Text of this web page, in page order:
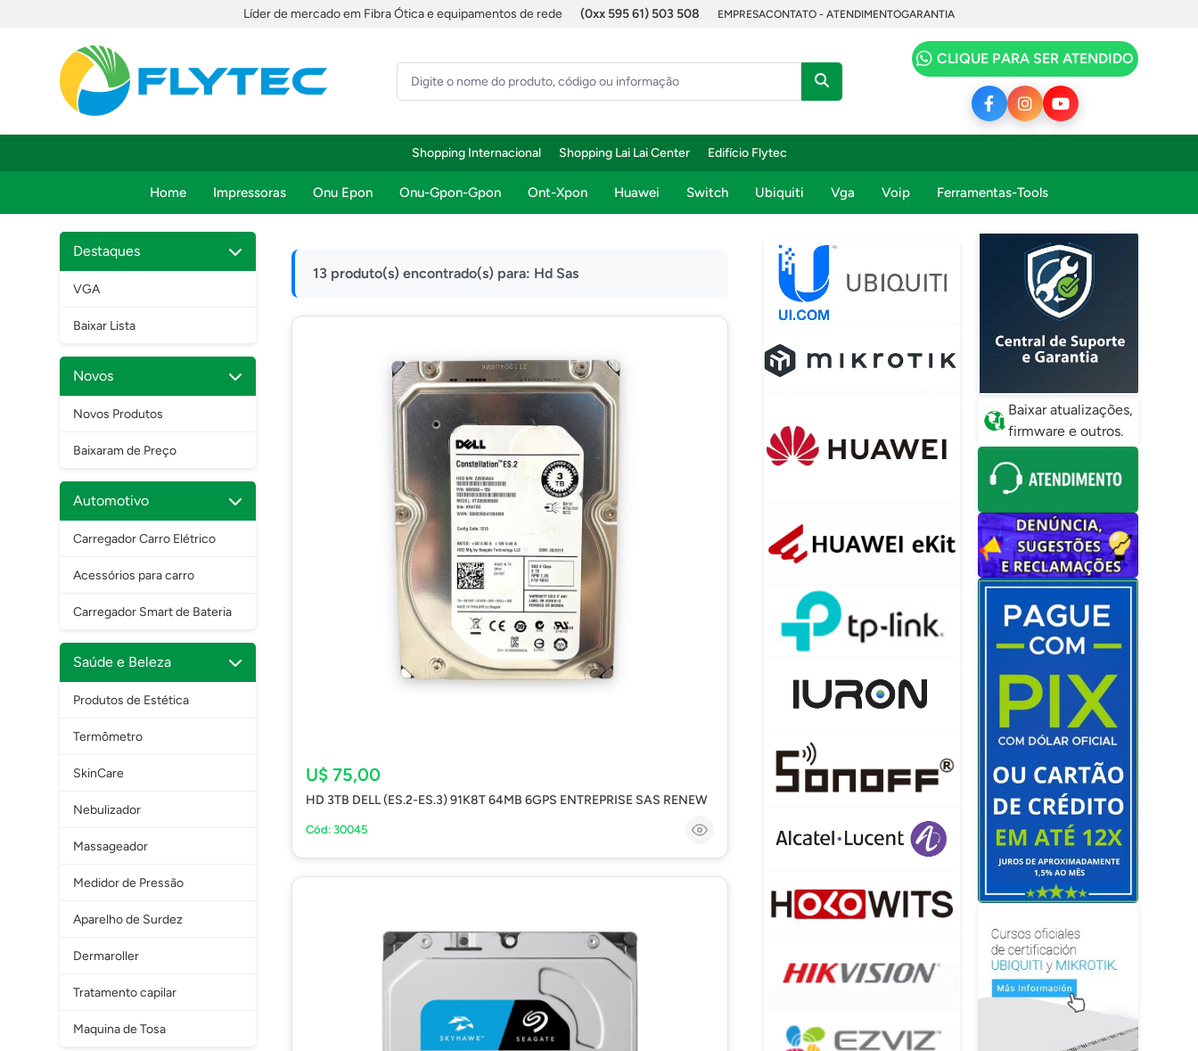
Líder de mercado em Fibra Ótica e equipamentos de rede (0xx 595 61) 503 508 EMPRESACONTATO - ATENDIMENTOGARANTIA
CLIQUE PARA SER ATENDIDO
Shopping Internacional Shopping Lai Lai Center Edifício Flytec
Home Impressoras Onu Epon Onu-Gpon-Gpon Ont-Xpon Huawei Switch Ubiquiti Vga Voip Ferramentas-Tools
Destaques
VGA
Baixar Lista
Novos
Novos Produtos
Baixaram de Preço
Automotivo
Carregador Carro Elétrico
Acessórios para carro
Carregador Smart de Bateria
Saúde e Beleza
Produtos de Estética
Termômetro
SkinCare
Nebulizador
Massageador
Medidor de Pressão
Aparelho de Surdez
Dermaroller
Tratamento capilar
Maquina de Tosa
13 produto(s) encontrado(s) para: Hd Sas
U$ 75,00
HD 3TB DELL (ES.2-ES.3) 91K8T 64MB 6GPS ENTREPRISE SAS RENEW
Cód: 30045
Baixar atualizações,
firmware e outros.